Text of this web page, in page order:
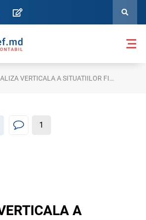
VERTICALA A SITUATIILOR FINANCIARE
1
A